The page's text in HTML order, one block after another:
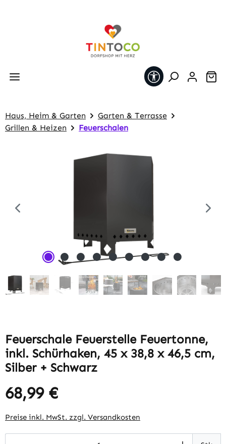
Werkzeugleiste
Haus, Heim & Garten
Garten & Terrasse
Grillen & Heizen
Feuerschalen
Feuerschale Feuerstelle Feuertonne,
inkl. Schürhaken, 45 x 38,8 x 46,5 cm,
Silber + Schwarz
Regulärer Preis:
68,99 €
Preise inkl. MwSt. zzgl. Versandkosten
Produkt Anzahl: Gib den gewünschten